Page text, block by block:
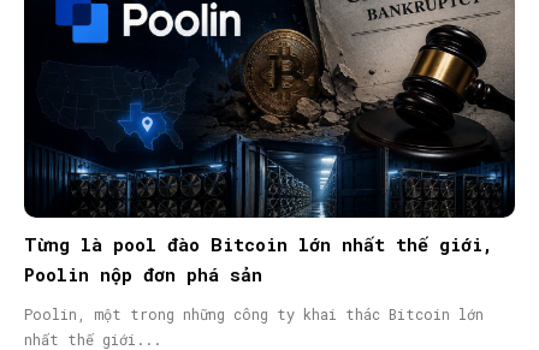
Từng là pool đào Bitcoin lớn nhất thế giới,
Poolin nộp đơn phá sản
Poolin, một trong những công ty khai thác Bitcoin lớn
nhất thế giới...